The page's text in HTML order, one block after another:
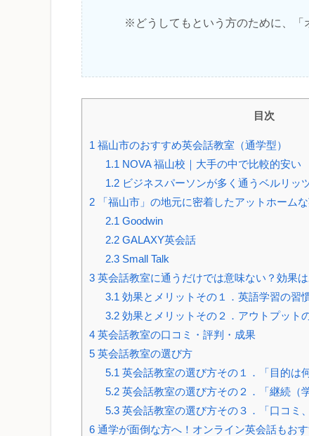
※どうしてもという方のために、「
目次
1 福山市のおすすめ英会話教室（通学型）
1.1 NOVA 福山校｜大手の中で比較的安い
1.2ビジネスパーソンが多く通うベルリッ
2 「福山市」の地元に密着したアットホーム
2.1 Goodwin
2.2GALAXY英会話
2.3Small Talk
3 英会話教室に通うだけでは意味ない？効果は
3.1 効果とメリットその１．英語学習の習
3.2効果とメリットその２．アウトプット
4 英会話教室の口コミ・評判・成果
5 英会話教室の選び方
5.1 英会話教室の選び方その１．「目的は何
5.2英会話教室の選び方その２．「継続（
5.3英会話教室の選び方その３．「口コミ
6 通学が面倒な方へ！オンライン英会話もお